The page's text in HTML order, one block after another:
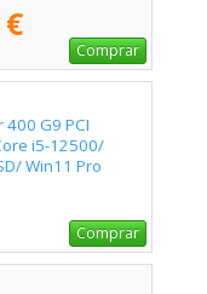
Comprar
400 G9 PCI
i5-12500/
Win11 Pro
Comprar